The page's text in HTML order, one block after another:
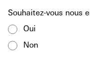
Souhaitez-vous nous
Oui
Non